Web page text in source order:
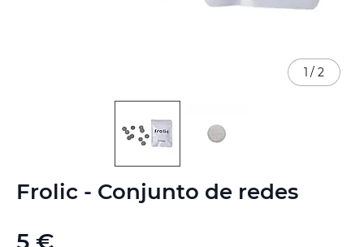
Frolic - Conjunto de redes
5 €
1 / 2
para
da